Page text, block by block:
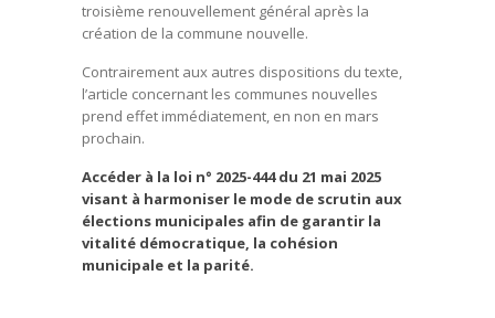
troisième renouvellement général après la
création de la commune nouvelle.
Contrairement aux autres dispositions du texte,
l’article concernant les communes nouvelles
prend effet immédiatement, en non en mars
prochain.
Accéder à la loi n° 2025-444 du 21 mai 2025
visant à harmoniser le mode de scrutin aux
élections municipales afin de garantir la
vitalité démocratique, la cohésion
municipale et la parité.